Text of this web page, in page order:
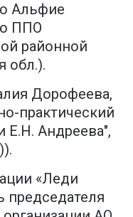
Альфие
ППО
районной
обл.).
Дорофеева,
практический
Е.Н. Андреева",
«Леди
председателя